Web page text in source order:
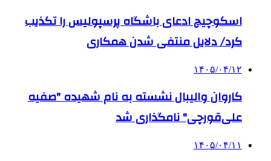
اسکوچیچ ادعای باشگاه پرسپولیس را تکذیب
کرد/ دلایل منتفی شدن همکاری
۱۴۰۵/۰۴/۱۲
کاروان والیبال نشسته به نام شهیده "صفیه
علی‌قورچی" نامگذاری شد
۱۴۰۵/۰۴/۱۱